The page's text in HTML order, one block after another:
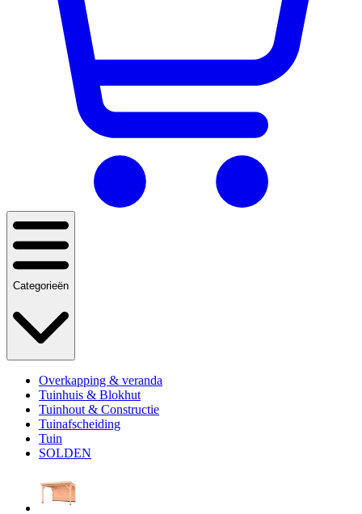
Categorieën
Overkapping & veranda
Tuinhuis & Blokhut
Tuinhout & Constructie
Tuinafscheiding
Tuin
SOLDEN